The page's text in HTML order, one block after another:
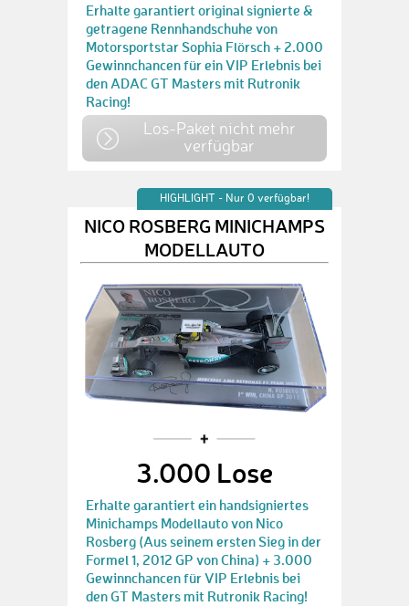
Erhalte garantiert original signierte &
getragene Rennhandschuhe von
Motorsportstar Sophia Flörsch + 2.000
Gewinnchancen für ein VIP Erlebnis bei
den ADAC GT Masters mit Rutronik
Racing!
Los-Paket nicht mehr
verfügbar
HIGHLIGHT - Nur 0 verfügbar!
NICO ROSBERG MINICHAMPS
MODELLAUTO
3.000 Lose
Erhalte garantiert ein handsigniertes
Minichamps Modellauto von Nico
Rosberg (Aus seinem ersten Sieg in der
Formel 1, 2012 GP von China) + 3.000
Gewinnchancen für VIP Erlebnis bei
den GT Masters mit Rutronik Racing!